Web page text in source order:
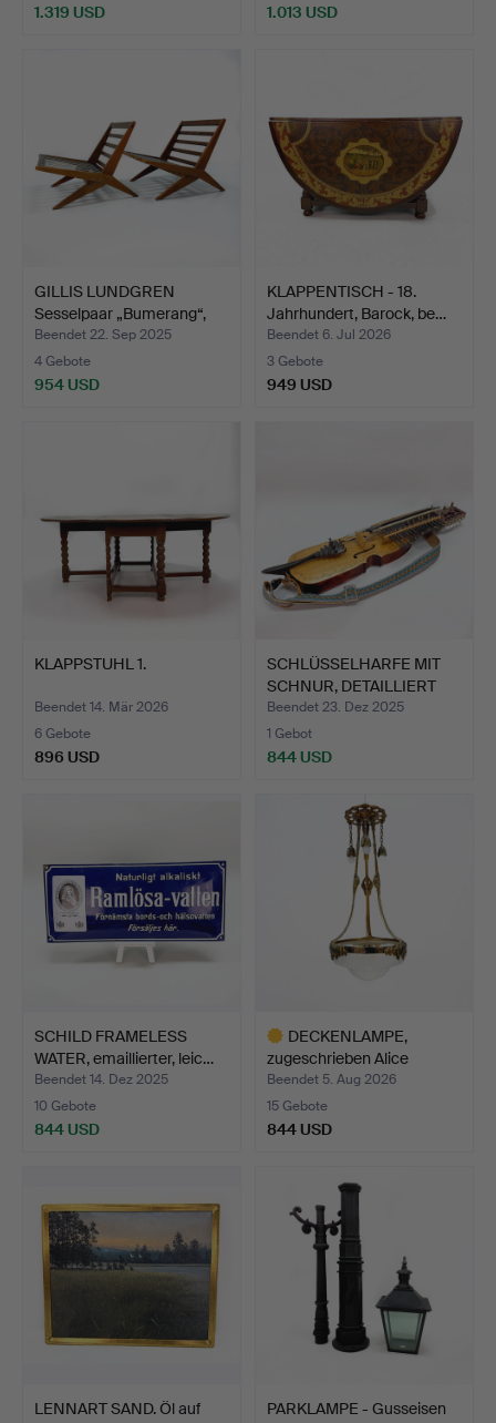
1.319 USD 1.013 USD
GILLIS LUNDGREN
Sesselpaar „Bumerang“,
Ike…
Beendet 22. Sep 2025
4 Gebote
954 USD
KLAPPENTISCH - 18.
Jahrhundert, Barock, be…
Beendet 6. Jul 2026
3 Gebote
949 USD
KLAPPSTUHL 1.
Beendet 14. Mär 2026
6 Gebote
896 USD
SCHLÜSSELHARFE MIT
SCHNUR, DETAILLIERT
UND…
Beendet 23. Dez 2025
1 Gebot
844 USD
SCHILD FRAMELESS
WATER, emaillierter, leic…
Beendet 14. Dez 2025
10 Gebote
844 USD
DECKENLAMPE,
zugeschrieben Alice
Nordin, B…
Beendet 5. Aug 2026
15 Gebote
844 USD
LENNART SAND. Öl auf
PARKLAMPE - Gusseisen